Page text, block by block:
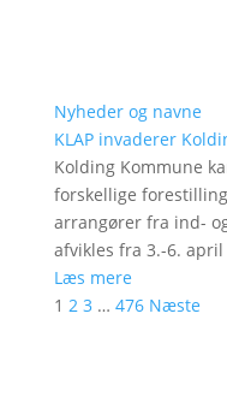
Nyheder og navne
KLAP invaderer
Kolding Kommune
forskellige
arrangører fra ind-
afvikles fra 3.-6. april
Læs mere
1 2 3 … 476 Næste